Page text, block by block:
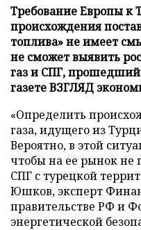
Требование Европы к
происхождения
топлива» не имеет
не сможет выявить
газ и СПГ, прошедший
газете ВЗГЛЯД
«Определить
газа, идущего из
Вероятно, в этой
чтобы на ее рынок не
СПГ с турецкой
Юшков, эксперт
правительстве РФ и
энергетической